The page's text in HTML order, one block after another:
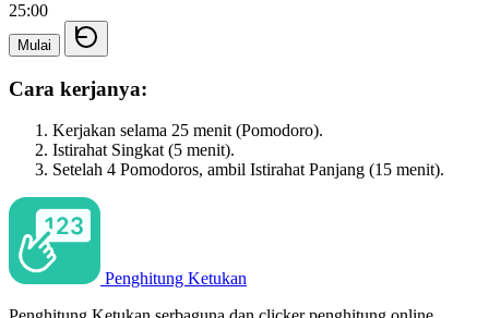
25:00
Mulai
Cara kerjanya:
Kerjakan selama 25 menit (Pomodoro).
Istirahat Singkat (5 menit).
Setelah 4 Pomodoros, ambil Istirahat Panjang (15 menit).
Penghitung Ketukan